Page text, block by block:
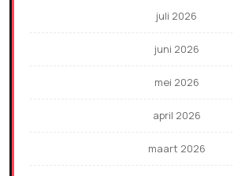
juli 2026
juni 2026
mei 2026
april 2026
maart 2026